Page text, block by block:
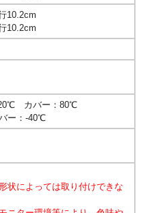
10.2cm
10.2cm
カバー：80℃
ー：-40℃
状によっては取り付けできな